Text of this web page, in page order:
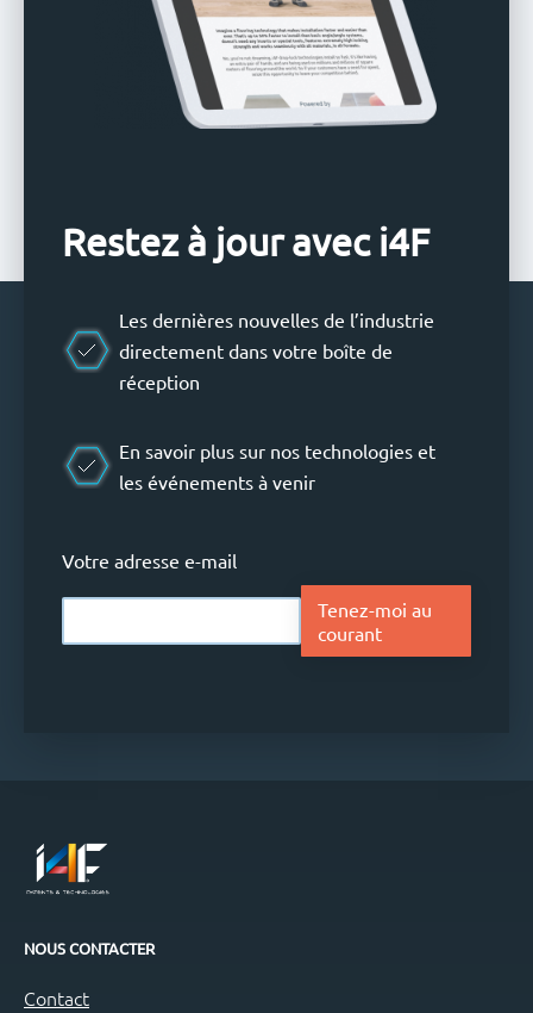
Restez à jour avec i4F
Les dernières nouvelles de l’industrie
directement dans votre boîte de
réception
En savoir plus sur nos technologies et
les événements à venir
Votre adresse e-mail
Tenez-moi au
courant
NOUS CONTACTER
Contact